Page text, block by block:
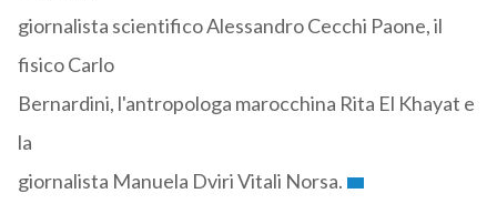
giornalista scientifico Alessandro Cecchi Paone, il
fisico Carlo
Bernardini, l'antropologa marocchina Rita El Khayat e
la
giornalista Manuela Dviri Vitali Norsa.